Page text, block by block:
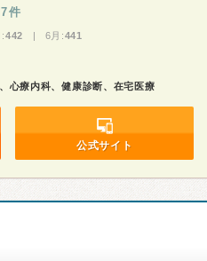
7件
442 | 6月:441
心療内科、健康診断、在宅医療
公式サイト